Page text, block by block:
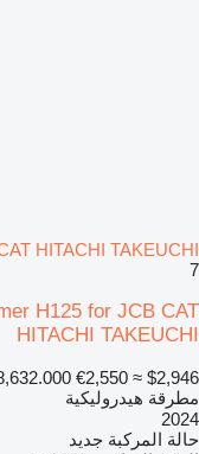
HITACHI TAKEUCHI
7
H125 for JCB CAT
HITACHI TAKEUCHI
€2,550 ≈ $2,946
مطرقة هيدروليكية
2024
حالة المركبة جديد